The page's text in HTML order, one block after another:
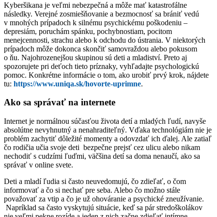
Kyberšikana je veľmi nebezpečná a môže mať katastrofálne
následky. Verejné zosmiešňovanie a bezmocnosť sa brániť vedú
v mnohých prípadoch k silnému psychickému poškodeniu –
depresiám, poruchám spánku, pochybnostiam, pocitom
menejcennosti, strachu alebo k odchodu do ústrania. V niektorých
prípadoch môže dokonca skončiť samovraždou alebo pokusom
o ňu. Najohrozenejšou skupinou sú deti a mladiství. Preto aj
spozorujete pri deťoch tieto príznaky, vyhľadajte psychologickú
pomoc. Konkrétne informácie o tom, ako urobiť prvý krok, nájdete
tu: https://www.uniqa.sk/hovorte-uprimne.
Ako sa správať na internete
Internet je normálnou súčasťou života detí a mladých ľudí, navyše
absolútne nevyhnutný a nenahraditeľný. Vďaka technológiám nie je
problém zachytiť dôležité momenty a odovzdať ich ďalej. Ale zatiaľ
čo rodičia učia svoje deti bezpečne prejsť cez ulicu alebo nikam
nechodiť s cudzími ľuďmi, väčšina detí sa doma nenaučí, ako sa
správať v online svete.
Deti a mladí ľudia si často neuvedomujú, čo zdieľať, o čom
informovať a čo si nechať pre seba. Alebo čo možno stále
považovať za vtip a čo je už ohováranie a psychické zneužívanie.
Napríklad sa často vyskytujú situácie, keď sa pár stredoškolákov